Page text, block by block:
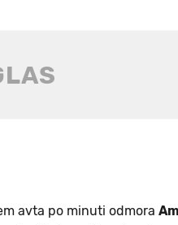
avta po minuti odmora